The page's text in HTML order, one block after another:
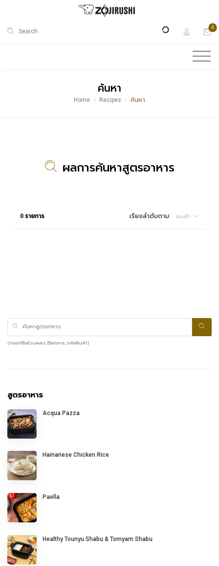
Search
0
ค้นหา
Home Recipes ค้นหา
ผลการค้นหาสูตรอาหาร
0 รายการ เรียงลำดับตาม: แนะนำ
(กรอกชื่อส่วนผสม, ชื่ออาหาร, รหัสสินค้า)
สูตรอาหาร
Acqua Pazza
Hainanese Chicken Rice
Paella
Healthy Tounyu Shabu & Tomyam Shabu